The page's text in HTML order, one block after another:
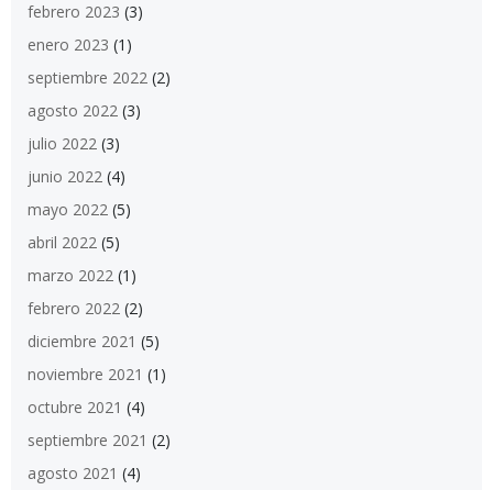
febrero 2023 (3)
enero 2023 (1)
septiembre 2022 (2)
agosto 2022 (3)
julio 2022 (3)
junio 2022 (4)
mayo 2022 (5)
abril 2022 (5)
marzo 2022 (1)
febrero 2022 (2)
diciembre 2021 (5)
noviembre 2021 (1)
octubre 2021 (4)
septiembre 2021 (2)
agosto 2021 (4)